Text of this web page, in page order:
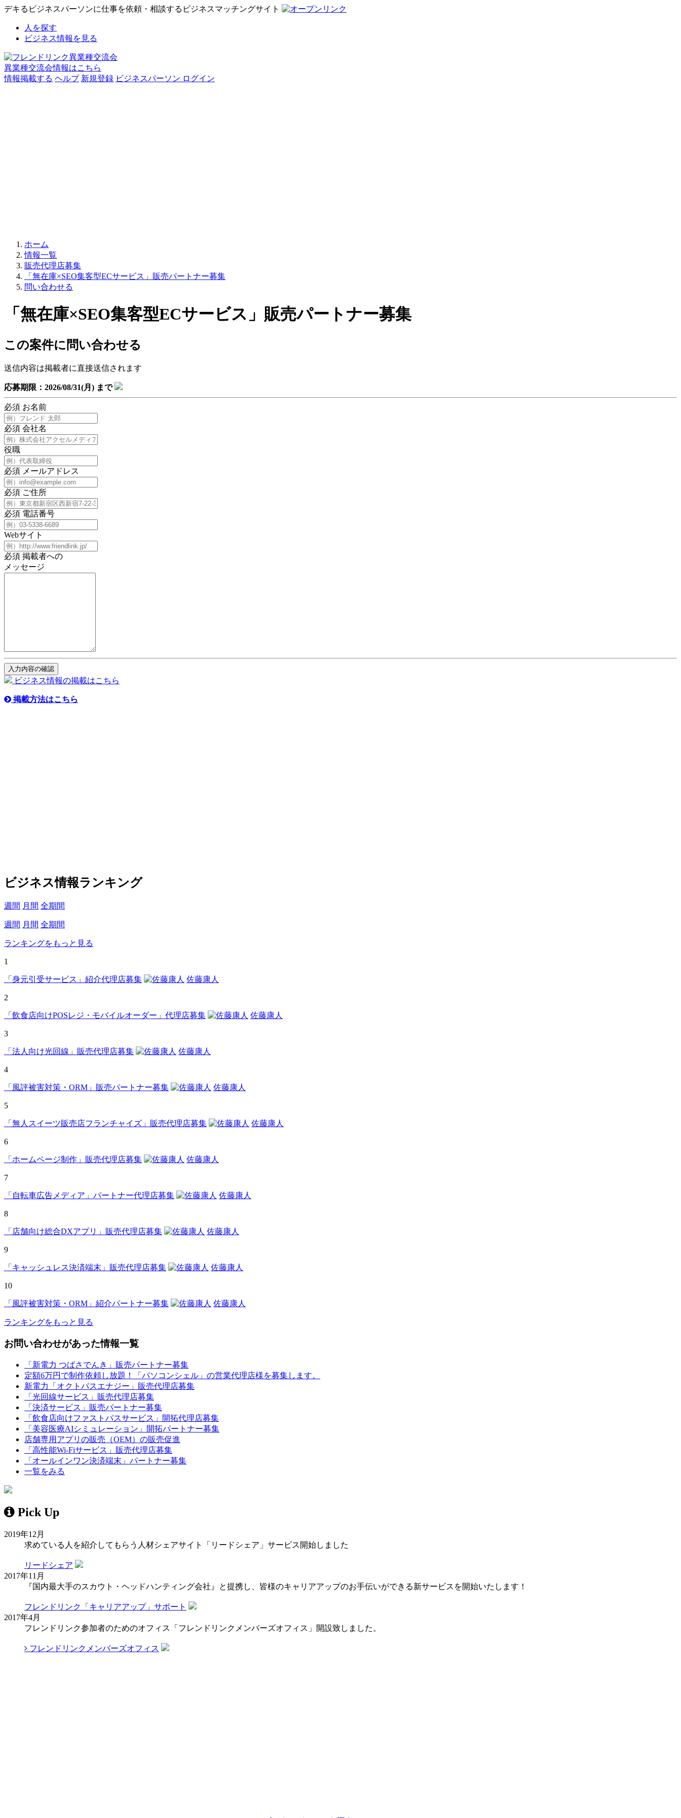
デキるビジネスパーソンに仕事を依頼・相談するビジネスマッチングサイト
人を探す
ビジネス情報を見る
異業種交流会情報はこちら
情報掲載する ヘルプ 新規登録 ビジネスパーソン ログイン
ホーム
情報一覧
販売代理店募集
「無在庫×SEO集客型ECサービス」販売パートナー募集
問い合わせる
「無在庫×SEO集客型ECサービス」販売パートナー募集
この案件に問い合わせる
送信内容は掲載者に直接送信されます
応募期限：2026/08/31(月) まで
必須 お名前
必須 会社名
役職
必須 メールアドレス
必須 ご住所
必須 電話番号
Webサイト
必須 掲載者への
メッセージ
入力内容の確認
ビジネス情報の掲載はこちら
掲載方法はこちら
ビジネス情報ランキング
週間 月間 全期間
週間 月間 全期間
ランキングをもっと見る
1
「身元引受サービス」紹介代理店募集 佐藤康人
2
「飲食店向けPOSレジ・モバイルオーダー」代理店募集 佐藤康人
3
「法人向け光回線」販売代理店募集 佐藤康人
4
「風評被害対策・ORM」販売パートナー募集 佐藤康人
5
「無人スイーツ販売店フランチャイズ」販売代理店募集 佐藤康人
6
「ホームページ制作」販売代理店募集 佐藤康人
7
「自転車広告メディア」パートナー代理店募集 佐藤康人
8
「店舗向け総合DXアプリ」販売代理店募集 佐藤康人
9
「キャッシュレス決済端末」販売代理店募集 佐藤康人
10
「風評被害対策・ORM」紹介パートナー募集 佐藤康人
ランキングをもっと見る
お問い合わせがあった情報一覧
「新電力 つばさでんき」販売パートナー募集
定額6万円で制作依頼し放題！「パソコンシェル」の営業代理店様を募集します。
新電力「オクトパスエナジー」販売代理店募集
「光回線サービス」販売代理店募集
「決済サービス」販売パートナー募集
「飲食店向けファストパスサービス」開拓代理店募集
「美容医療AIシミュレーション」開拓パートナー募集
店舗専用アプリの販売（OEM）の販売促進
「高性能Wi-Fiサービス」販売代理店募集
「オールインワン決済端末」パートナー募集
一覧をみる
Pick Up
2019年12月
求めている人を紹介してもらう人材シェアサイト「リードシェア」サービス開始しました
リードシェア
2017年11月
『国内最大手のスカウト・ヘッドハンティング会社』と提携し、皆様のキャリアアップのお手伝いができる新サービスを開始いたします！
フレンドリンク「キャリアアップ」サポート
2017年4月
フレンドリンク参加者のためのオフィス「フレンドリンクメンバーズオフィス」開設致しました。
フレンドリンクメンバーズオフィス